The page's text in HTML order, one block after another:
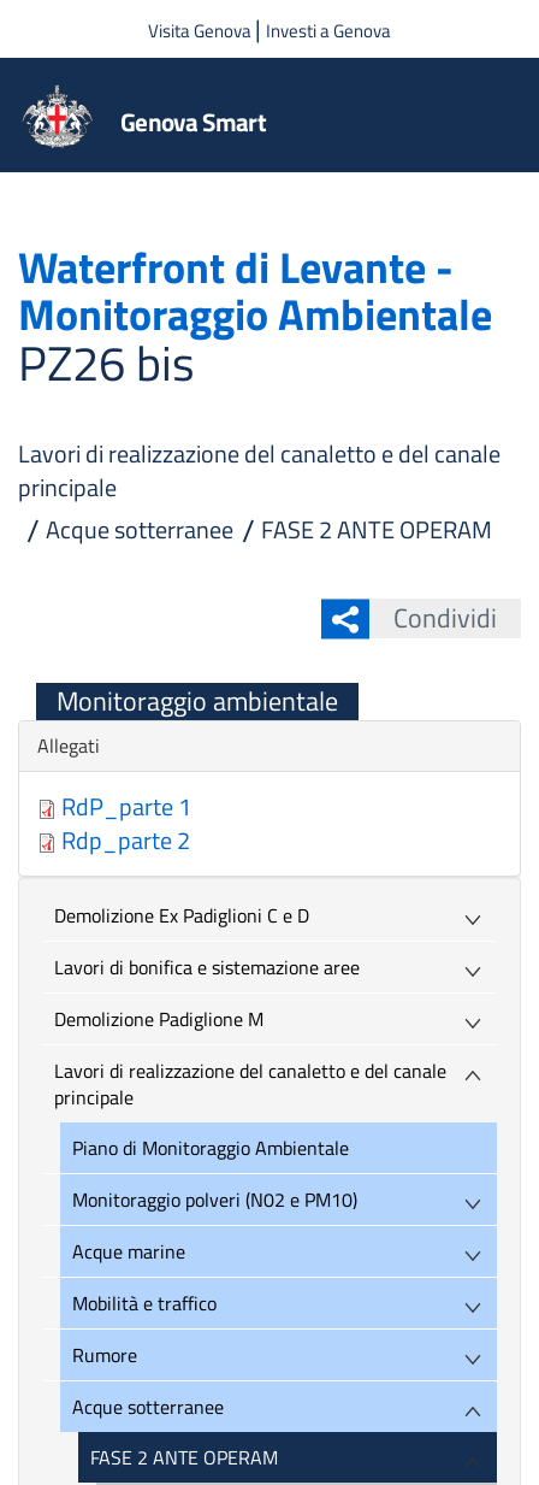
Salta al contenuto principale
Visita Genova| Investi a Genova
Genova Smart
Waterfront di Levante -
Monitoraggio Ambientale
PZ26 bis
Lavori di realizzazione del canaletto e del canale
principale
Acque sotterranee
FASE 2 ANTE OPERAM
Condividi
Monitoraggio ambientale
Nascondi
Allegati
RdP_parte 1
Rdp_parte 2
Demolizione Ex Padiglioni C e D
Lavori di bonifica e sistemazione aree
Demolizione Padiglione M
Lavori di realizzazione del canaletto e del canale
principale
Piano di Monitoraggio Ambientale
Monitoraggio polveri (N02 e PM10)
Acque marine
Mobilità e traffico
Rumore
Acque sotterranee
FASE 2 ANTE OPERAM